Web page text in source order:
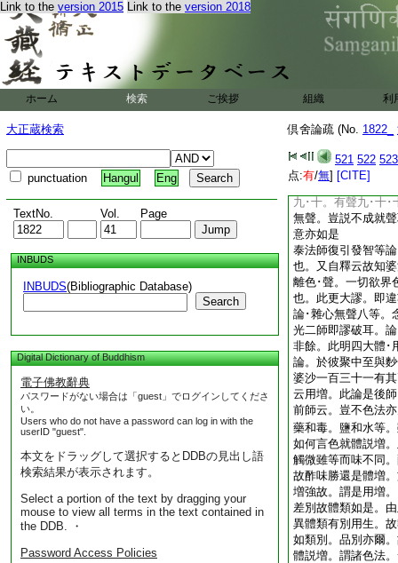
Link to the version 2015 Link to the version 2018
ホーム 検索 ご挨拶 組織 利
大正蔵検索
punctuation Hangul Eng
TextNo. Vol. Page
INBUDS
INBUDS(Bibliographic Database)
Search
Digital Dictionary of Buddhism
電子佛教辭典
パスワードがない場合は「guest」でログインしてくださ
い。
Users who do not have a password can log in with the
userID "guest".
本文をドラッグして選択するとDDBの見出し語
検索結果が表示されます。
Select a portion of the text by dragging your
mouse to view all terms in the text contained in
the DDB. ・
Password Access Policies
倶舍論疏 (No. 1822_
521 522 523
点:有/無] [CITE]
四大不名有聲。非
不定。若説同在一
九･十等 今詳婆沙
離香･味者。是色
者。是身在色界唯
光師妄解念法師意
知此聲非恒成就。
法師既講迦延。豈
持。答曰欲･色界。
師以非是一切四大
非謂一身全無聲也
九･十。有聲九･十･
無聲。豈説不成就
意亦如是
泰法師復引發智等
也。又自釋云故知
離色･聲。一切欲界
也。此更大謬。即
論･雜心無聲八等。
光二師即謬破耳。
非餘。此明四大體･
論。於彼聚中至與
婆沙一百三十一有
云用増。此論是後
前師云。豈不色法
藥和毒。鹽和水等
如何言色就體説増
觸微雖等而味不同
故酢味勝還是體増
増強故。謂是用増
差別故體類如是。
異體類有別用生。
如類別。品別亦爾
體説増。謂諸色法